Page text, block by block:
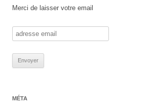
Merci de laisser votre email
MÉTA